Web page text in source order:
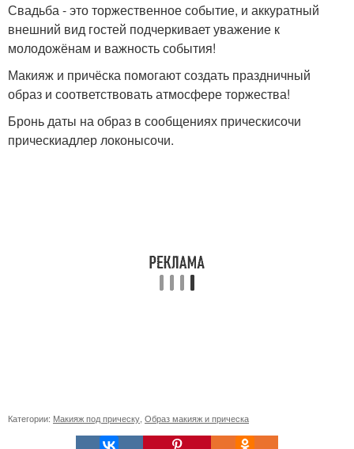
Свадьба - это торжественное событие, и аккуратный
внешний вид гостей подчеркивает уважение к
молодожёнам и важность события!
Макияж и причёска помогают создать праздничный
образ и соответствовать атмосфере торжества!
Бронь даты на образ в сообщениях прическисочи
прическиадлер локонысочи.
Категории: Макияж под прическу Образ макияж и прическа